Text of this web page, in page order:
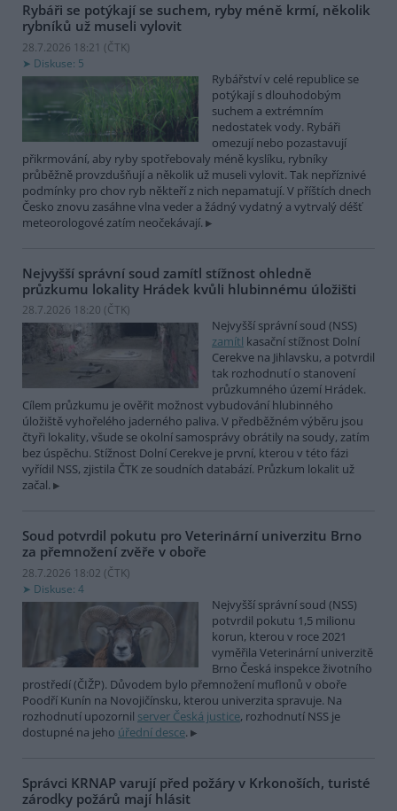
Rybáři se potýkají se suchem, ryby méně krmí, několik
rybníků už museli vylovit
28.7.2026 18:21 (ČTK)
Diskuse: 5
Rybářství v celé republice se
potýkají s dlouhodobým
suchem a extrémním
nedostatek vody. Rybáři
omezují nebo pozastavují
přikrmování, aby ryby spotřebovaly méně kyslíku, rybníky
průběžně provzdušňují a několik už museli vylovit. Tak nepříznivé
podmínky pro chov ryb někteří z nich nepamatují. V příštích dnech
Česko znovu zasáhne vlna veder a žádný vydatný a vytrvalý déšť
meteorologové zatím neočekávají.
Nejvyšší správní soud zamítl stížnost ohledně
průzkumu lokality Hrádek kvůli hlubinnému úložišti
28.7.2026 18:20 (ČTK)
Nejvyšší správní soud (NSS)
zamítl kasační stížnost Dolní
Cerekve na Jihlavsku, a potvrdil
tak rozhodnutí o stanovení
průzkumného území Hrádek.
Cílem průzkumu je ověřit možnost vybudování hlubinného
úložiště vyhořelého jaderného paliva. V předběžném výběru jsou
čtyři lokality, všude se okolní samosprávy obrátily na soudy, zatím
bez úspěchu. Stížnost Dolní Cerekve je první, kterou v této fázi
vyřídil NSS, zjistila ČTK ze soudních databází. Průzkum lokalit už
začal.
Soud potvrdil pokutu pro Veterinární univerzitu Brno
za přemnožení zvěře v oboře
28.7.2026 18:02 (ČTK)
Diskuse: 4
Nejvyšší správní soud (NSS)
potvrdil pokutu 1,5 milionu
korun, kterou v roce 2021
vyměřila Veterinární univerzitě
Brno Česká inspekce životního
prostředí (ČIŽP). Důvodem bylo přemnožení muflonů v oboře
Poodří Kunín na Novojičínsku, kterou univerzita spravuje. Na
rozhodnutí upozornil server Česká justice, rozhodnutí NSS je
dostupné na jeho úřední desce.
Správci KRNAP varují před požáry v Krkonoších, turisté
zárodky požárů mají hlásit